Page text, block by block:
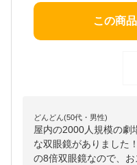
この商
どんどん(50代・男性)
屋内の2000人規模の劇
な双眼鏡がありました
の8倍双眼鏡なので、お